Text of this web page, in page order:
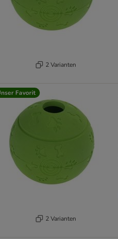
2 Varianten
Favorit
2 Varianten